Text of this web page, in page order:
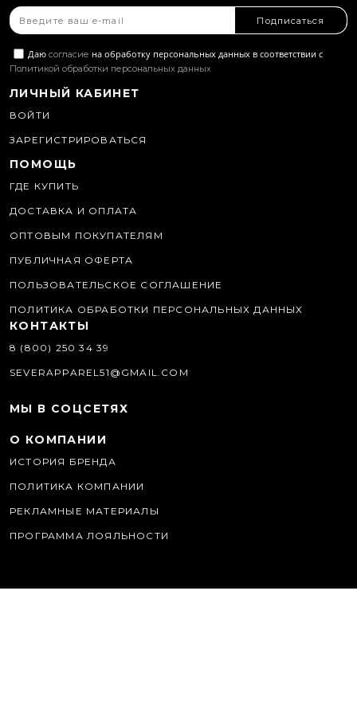
Подписаться
Даю согласие на обработку персональных данных в соответствии с
Политикой обработки персональных данных
ЛИЧНЫЙ КАБИНЕТ
ВОЙТИ
ЗАРЕГИСТРИРОВАТЬСЯ
ПОМОЩЬ
ГДЕ КУПИТЬ
ДОСТАВКА И ОПЛАТА
ОПТОВЫМ ПОКУПАТЕЛЯМ
ПУБЛИЧНАЯ ОФЕРТА
ПОЛЬЗОВАТЕЛЬСКОЕ СОГЛАШЕНИЕ
ПОЛИТИКА ОБРАБОТКИ ПЕРСОНАЛЬНЫХ ДАННЫХ
КОНТАКТЫ
8 (800) 250 34 39
SEVERAPPAREL51@GMAIL.COM
МЫ В СОЦСЕТЯХ
О КОМПАНИИ
ИСТОРИЯ БРЕНДА
ПОЛИТИКА КОМПАНИИ
РЕКЛАМНЫЕ МАТЕРИАЛЫ
ПРОГРАММА ЛОЯЛЬНОСТИ